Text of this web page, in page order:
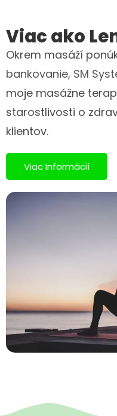
Viac ako
Okrem masáží
bankovanie, SM
moje masážne
starostlivosti o
klientov.
Viac Informácií